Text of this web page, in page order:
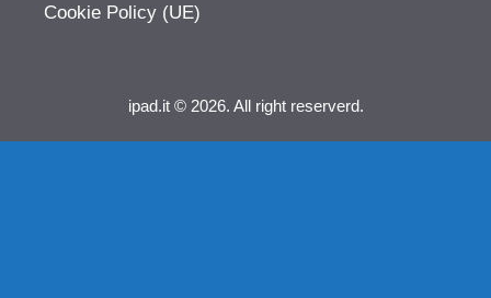
Cookie Policy (UE)
ipad.it © 2026. All right reserverd.